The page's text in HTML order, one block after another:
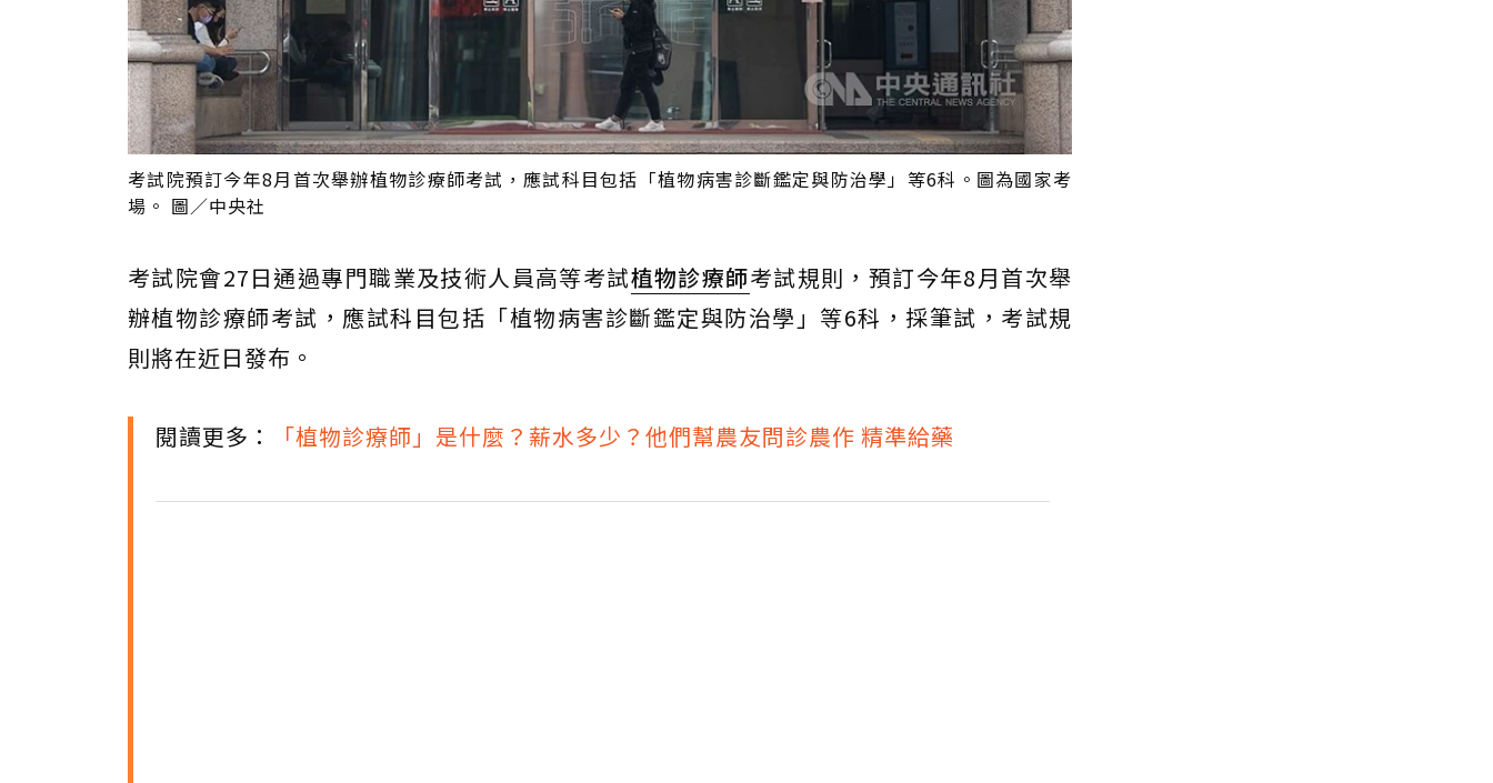
考試院預訂今年8月首次舉辦植物診療師考試，應試科目包括「植物病害診斷鑑定與防治學」等6科。圖為國家考
場。 圖／中央社
考試院會27日通過專門職業及技術人員高等考試植物診療師考試規則，預訂今年8月首次舉
辦植物診療師考試，應試科目包括「植物病害診斷鑑定與防治學」等6科，採筆試，考試規
則將在近日發布。
閱讀更多： 「植物診療師」是什麼？薪水多少？他們幫農友問診農作 精準給藥